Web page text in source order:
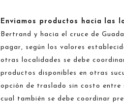
Enviamos productos hacia las
Bertrand y hacia el cruce de
pagar, según los valores
otras localidades se debe
productos disponibles en otras
opción de traslado sin costo entre
cual también se debe coordinar